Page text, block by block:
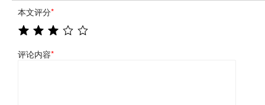
本文评分*
评论内容*